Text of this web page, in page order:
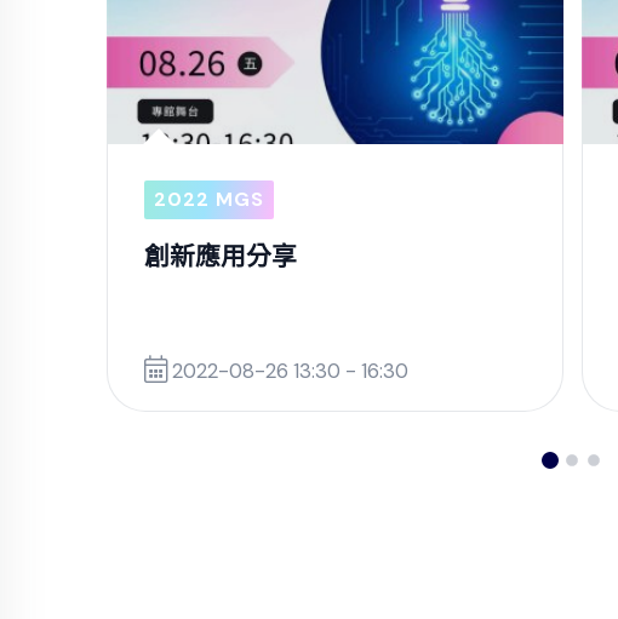
2022 MGS
創新應用分享
2022-08-26 13:30 - 16:30